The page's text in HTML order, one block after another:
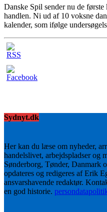
Danske Spil sender nu de
handlen. Ni ud af 10 voksne
kalender, som ifølge
Sydnyt.dk
Her kan du læse om nyheder,
handelslivet, arbejdspladser og
Sønderborg, Tønder, Danmark
opdateres og redigeres af Erik
ansvarshavende redaktør.
en god historie.